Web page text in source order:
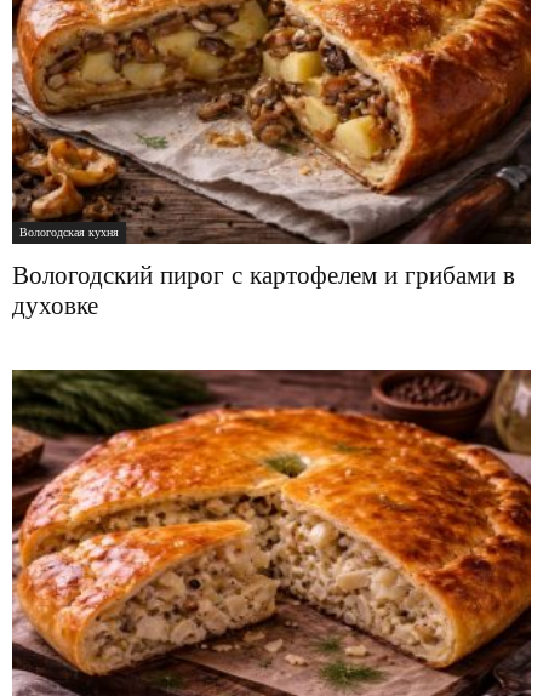
Вологодская кухня
Вологодский пирог с картофелем и грибами в
духовке